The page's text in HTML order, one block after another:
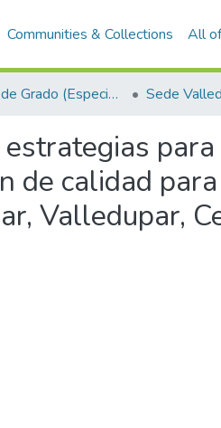
Communities & Collections All
Trabajos de Grado (Especializaciones y Pregrados) Sede
de calidad
Valledupar,